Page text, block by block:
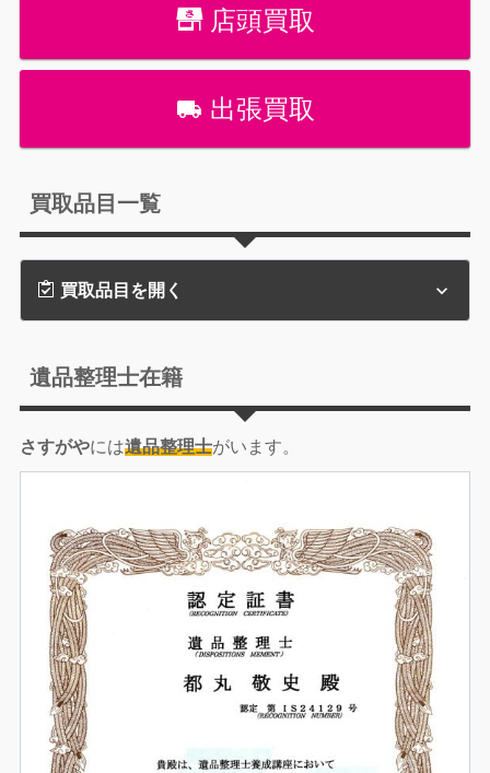
店頭買取
出張買取
買取品目一覧
買取品目を開く
遺品整理士在籍
さすがやには遺品整理士がいます。